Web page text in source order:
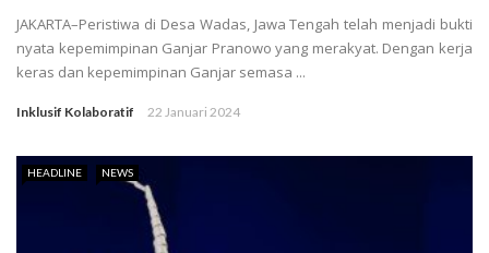
JAKARTA–Peristiwa di Desa Wadas, Jawa Tengah telah menjadi bukti
nyata kepemimpinan Ganjar Pranowo yang merakyat. Dengan kerja
keras dan kepemimpinan Ganjar semasa ...
Inklusif Kolaboratif 22 Januari 2024
HEADLINE NEWS